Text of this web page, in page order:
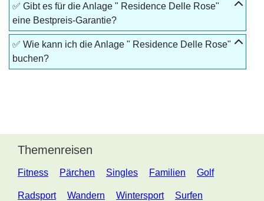
✅ Gibt es für die Anlage " Residence Delle Rose"
eine Bestpreis-Garantie?
✅ Wie kann ich die Anlage " Residence Delle Rose"
buchen?
Themenreisen
Fitness Pärchen Singles Familien Golf
Radsport Wandern Wintersport Surfen